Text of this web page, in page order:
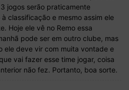
jogos serão praticamente
classificação e mesmo assim ele
Hoje ele vê no Remo essa
pode ser em outro clube, mas
ele deve vir com muita vontade e
vai fazer esse time jogar, coisa
não fez. Portanto, boa sorte.